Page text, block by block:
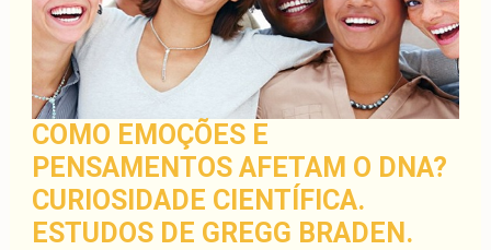
COMO EMOÇÕES E
PENSAMENTOS AFETAM O DNA?
CURIOSIDADE CIENTÍFICA.
ESTUDOS DE GREGG BRADEN.